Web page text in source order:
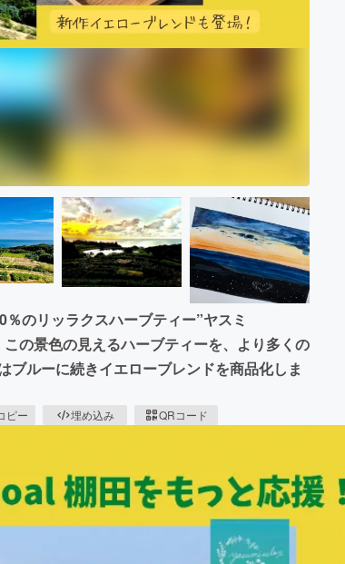
のリッラクスハーブティー”ヤスミ
の景色の見えるハーブティーを、より多くの
ブルーに続きイエローブレンドを商品化しま
ピー 埋め込み QRコード